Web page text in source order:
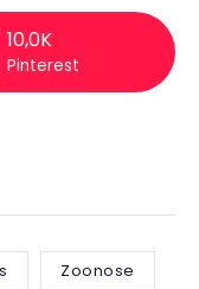
10,0K
Pinterest
Zoonose